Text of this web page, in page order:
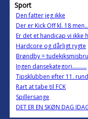
Sport
Den fatter jeg ikke
Der er Kick Off kl. 18
Er det et handicap vi ikke
Hardcore og dårligt rygte
Brøndby =
Ingen dansekategori..........
Tipsklubben efter 11.
Rart at tabe til FCK
Spillersange
DET ER EN SKØN DAG